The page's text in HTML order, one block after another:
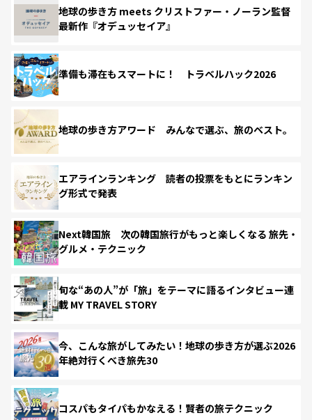
地球の歩き方 meets クリストファー・ノーラン監督
最新作『オデュッセイア』
準備も滞在もスマートに！ トラベルハック2026
地球の歩き方アワード みんなで選ぶ、旅のベスト。
エアラインランキング 読者の投票をもとにランキン
グ形式で発表
Next韓国旅 次の韓国旅行がもっと楽しくなる 旅先・
グルメ・テクニック
旬な“あの人”が「旅」をテーマに語るインタビュー連
載 MY TRAVEL STORY
今、こんな旅がしてみたい！地球の歩き方が選ぶ2026
年絶対行くべき旅先30
コスパもタイパもかなえる！賢者の旅テクニック